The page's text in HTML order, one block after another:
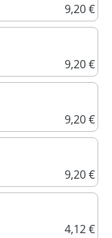
9,20 €
9,20 €
9,20 €
9,20 €
4,12 €